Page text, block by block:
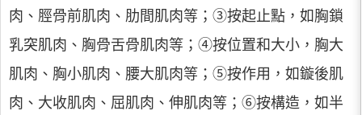
肉、脛骨前肌肉、肋間肌肉等；③按起止點，如胸鎖
乳突肌肉、胸骨舌骨肌肉等；④按位置和大小，胸大
肌肉、胸小肌肉、腰大肌肉等；⑤按作用，如鏇後肌
肉、大收肌肉、屈肌肉、伸肌肉等；⑥按構造，如半